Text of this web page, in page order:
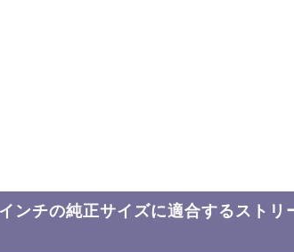
ンチの純正サイズに適合するストリ